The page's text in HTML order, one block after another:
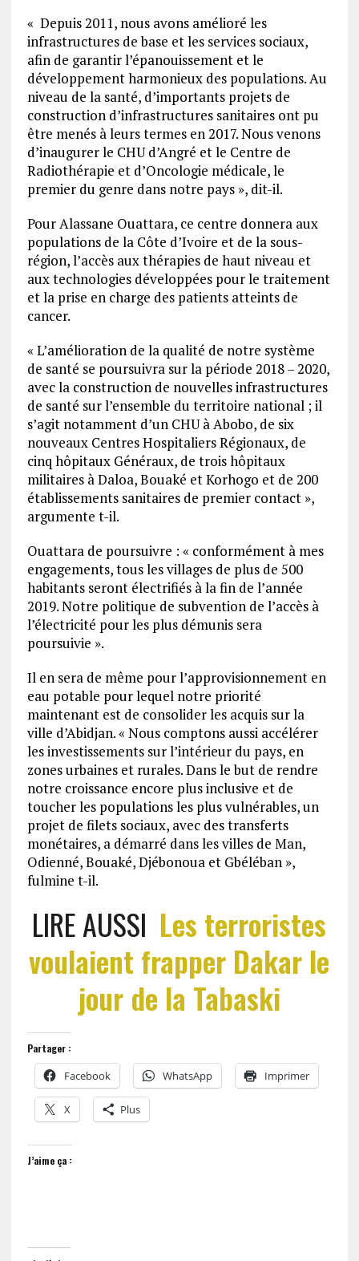
« Depuis 2011, nous avons amélioré les
infrastructures de base et les services sociaux,
afin de garantir l’épanouissement et le
développement harmonieux des populations. Au
niveau de la santé, d’importants projets de
construction d’infrastructures sanitaires ont pu
être menés à leurs termes en 2017. Nous venons
d’inaugurer le CHU d’Angré et le Centre de
Radiothérapie et d’Oncologie médicale, le
premier du genre dans notre pays », dit-il.
Pour Alassane Ouattara, ce centre donnera aux
populations de la Côte d’Ivoire et de la sous-
région, l’accès aux thérapies de haut niveau et
aux technologies développées pour le traitement
et la prise en charge des patients atteints de
cancer.
« L’amélioration de la qualité de notre système
de santé se poursuivra sur la période 2018 – 2020,
avec la construction de nouvelles infrastructures
de santé sur l’ensemble du territoire national ; il
s’agit notamment d’un CHU à Abobo, de six
nouveaux Centres Hospitaliers Régionaux, de
cinq hôpitaux Généraux, de trois hôpitaux
militaires à Daloa, Bouaké et Korhogo et de 200
établissements sanitaires de premier contact »,
argumente t-il.
Ouattara de poursuivre : « conformément à mes
engagements, tous les villages de plus de 500
habitants seront électrifiés à la fin de l’année
2019. Notre politique de subvention de l’accès à
l’électricité pour les plus démunis sera
poursuivie ».
Il en sera de même pour l’approvisionnement en
eau potable pour lequel notre priorité
maintenant est de consolider les acquis sur la
ville d’Abidjan. « Nous comptons aussi accélérer
les investissements sur l’intérieur du pays, en
zones urbaines et rurales. Dans le but de rendre
notre croissance encore plus inclusive et de
toucher les populations les plus vulnérables, un
projet de filets sociaux, avec des transferts
monétaires, a démarré dans les villes de Man,
Odienné, Bouaké, Djébonoua et Gbéléban »,
fulmine t-il.
LIRE AUSSI Les terroristes
voulaient frapper Dakar le
jour de la Tabaski
Partager :
Facebook WhatsApp Imprimer
X Plus
J’aime ça :